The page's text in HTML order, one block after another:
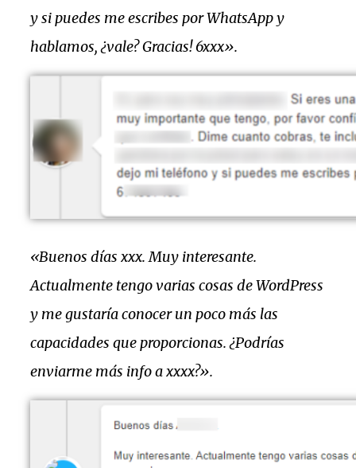
y si puedes me escribes por WhatsApp y
hablamos, ¿vale? Gracias! 6xxx».
«Buenos días xxx. Muy interesante.
Actualmente tengo varias cosas de WordPress
y me gustaría conocer un poco más las
capacidades que proporcionas. ¿Podrías
enviarme más info a xxxx?».